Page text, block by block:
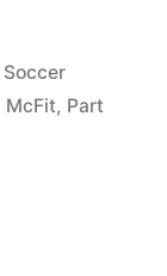
Posted
in
Soccer
McFit, Part